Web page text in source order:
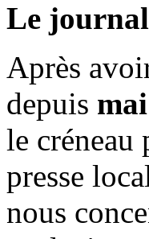
Le
Après
depuis
le créneau
presse
nous